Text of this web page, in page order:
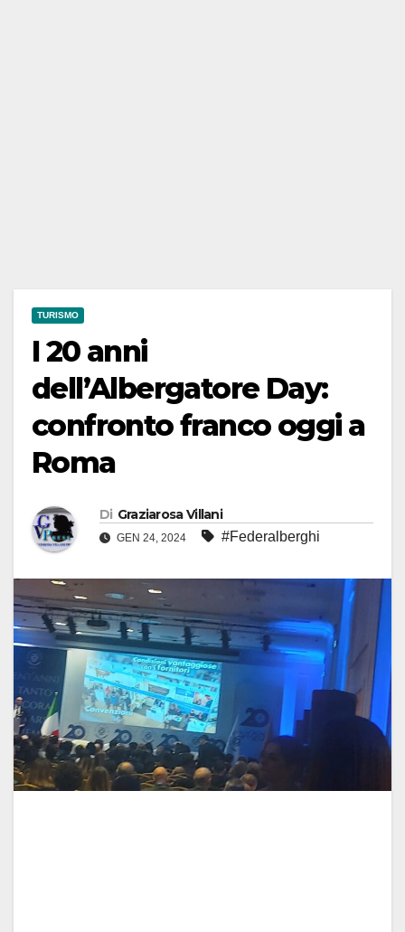
TURISMO
I 20 anni
dell’Albergatore Day:
confronto franco oggi a
Roma
Di Graziarosa Villani
GEN 24, 2024 #Federalberghi